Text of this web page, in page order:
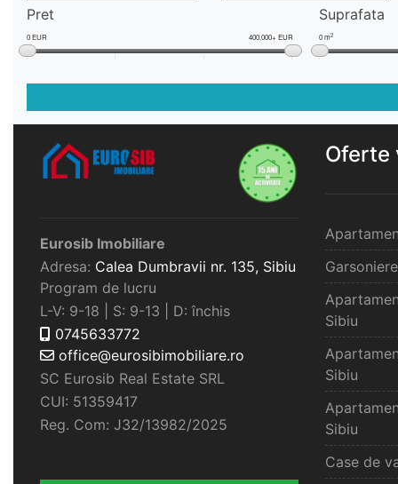
Pret
0 EUR 400.000+ EUR
Suprafata
0 m2
Eurosib Imobiliare
Adresa: Calea Dumbravii nr. 135, Sibiu
Program de lucru
L-V: 9-18 | S: 9-13 | D: închis
0745633772
office@eurosibimobiliare.ro
SC Eurosib Real Estate SRL
CUI: 51359417
Reg. Com: J32/13982/2025
Oferte
Sibiu
Sibiu
Sibiu
Case de